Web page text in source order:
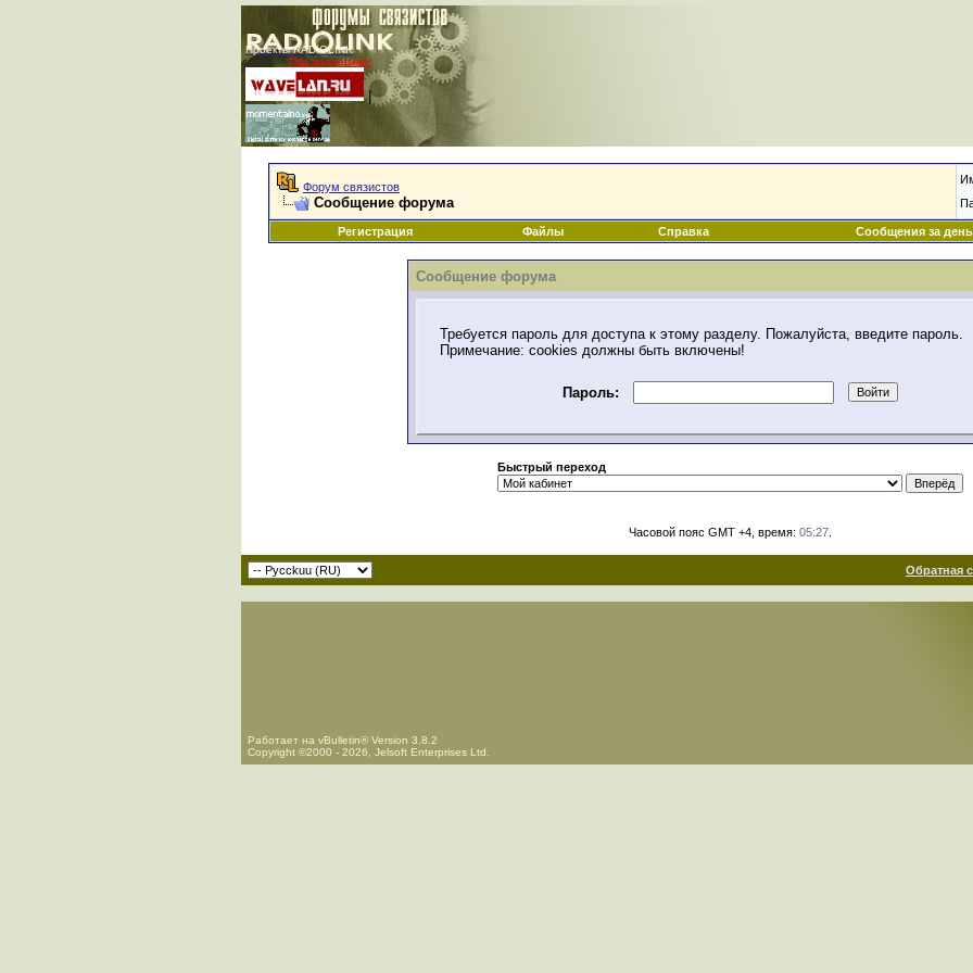
Проекты RADIOLINK
При поддержке:
|
Форум связистов
Сообщение форума
Регистрация Файлы Справка Сообщения за день
Сообщение форума
Требуется пароль для доступа к этому разделу. Пожалуйста, введите пароль.
Примечание: cookies должны быть включены!
Пароль:
Быстрый переход
Часовой пояс GMT +4, время: 05:27.
Обратная
Работает на vBulletin® Version 3.8.2
Copyright ©2000 - 2026, Jelsoft Enterprises Ltd.